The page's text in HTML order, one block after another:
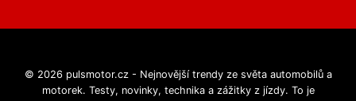
© 2026 pulsmotor.cz - Nejnovější trendy ze světa automobilů a
motorek. Testy, novinky, technika a zážitky z jízdy. To je